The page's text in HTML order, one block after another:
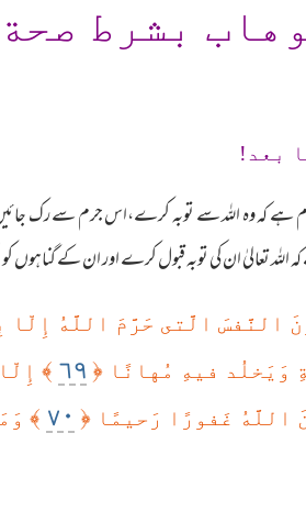
بشرط
بعد!
کہ وہ اللہ سے توبہ کرے،اس جرم سے رک
تعالیٰ ان کی توبہ قبول کرے اور ان کے
النَّفسَ الَّتى حَرَّمَ اللَّهُ إِلّا
وَيَخلُد فيهِ مُهانًا ﴿ ٦٩ ﴾
اللَّهُ غَفورًا رَحيمًا ﴿ ٧٠ ﴾